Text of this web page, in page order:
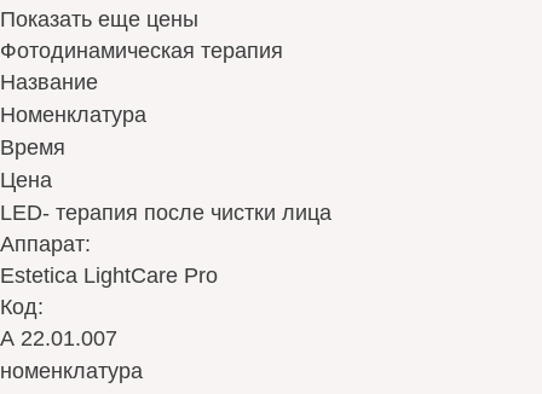
Показать еще цены
Фотодинамическая терапия
Название
Номенклатура
Время
Цена
LED- терапия после чистки лица
Аппарат:
Estetica LightCare Pro
Код:
А 22.01.007
номенклатура